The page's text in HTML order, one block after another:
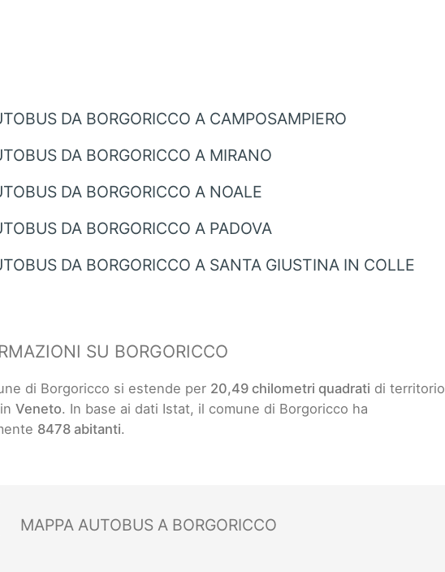
DA BORGORICCO A CAMPOSAMPIERO
DA BORGORICCO A MIRANO
DA BORGORICCO A NOALE
DA BORGORICCO A PADOVA
DA BORGORICCO A SANTA GIUSTINA IN COLLE
SU BORGORICCO
di Borgoricco si estende per 20,49 chilometri quadrati di territorio
Veneto. In base ai dati Istat, il comune di Borgoricco ha
8478 abitanti.
MAPPA AUTOBUS A BORGORICCO